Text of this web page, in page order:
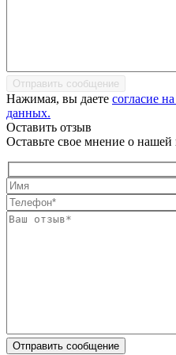
Отправить сообщение
Нажимая, вы даете согласие
данных.
Оставить отзыв
Оставьте свое мнение о
Отправить сообщение